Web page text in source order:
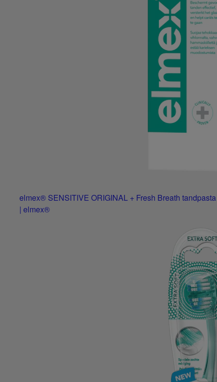
elmex® SENSITIVE ORIGINAL + Fresh Breath tandpasta
| elmex®